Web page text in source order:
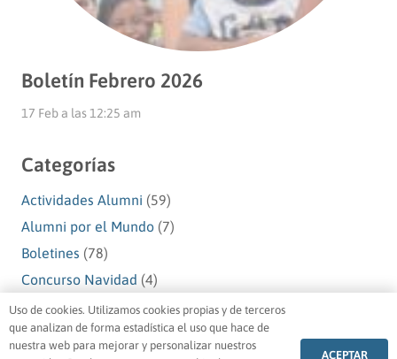
Boletín Febrero 2026
17 Feb a las 12:25 am
Categorías
Actividades Alumni (59)
Alumni por el Mundo (7)
Boletines (78)
Concurso Navidad (4)
Navidad Alumni(10)
Premios Alumni (1)
Uso de cookies. Utilizamos cookies propias y de terceros
que analizan de forma estadística el uso que hace de
nuestra web para mejorar y personalizar nuestros
ACEPTAR